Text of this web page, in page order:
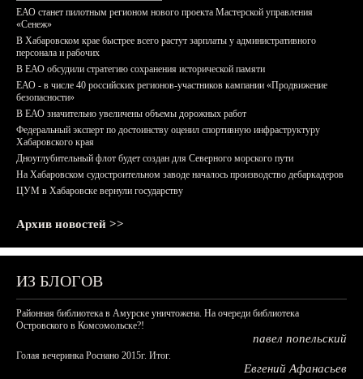
ЕАО станет пилотным регионом нового проекта Мастерской управления
«Сенеж»
В Хабаровском крае быстрее всего растут зарплаты у административного
персонала и рабочих
В ЕАО обсудили стратегию сохранения исторической памяти
ЕАО - в числе 40 российских регионов-участников кампании «Продвижение
безопасности»
В ЕАО значительно увеличены объемы дорожных работ
Федеральный эксперт по достоинству оценил спортивную инфраструктуру
Хабаровского края
Дноуглубительный флот будет создан для Северного морского пути
На Хабаровском судостроительном заводе началось производство дебаркадеров
ЦУМ в Хабаровске вернули государству
Архив новостей >>
ИЗ БЛОГОВ
Районная библиотека в Амурске уничтожена. На очереди библиотека
Островского в Комсомольске?!
павел попельский
Голая вечеринка Роснано 2015г. Итог.
Евгений Афанасьев